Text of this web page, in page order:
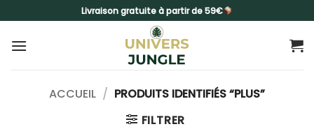
au
contenu
Livraison gratuite à partir de 59€
ACCUEIL / PRODUITS IDENTIFIÉS “PLUS”
FILTRER